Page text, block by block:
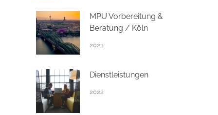
MPU Vorbereitung &
Beratung / Köln
2023
Dienstleistungen
2022